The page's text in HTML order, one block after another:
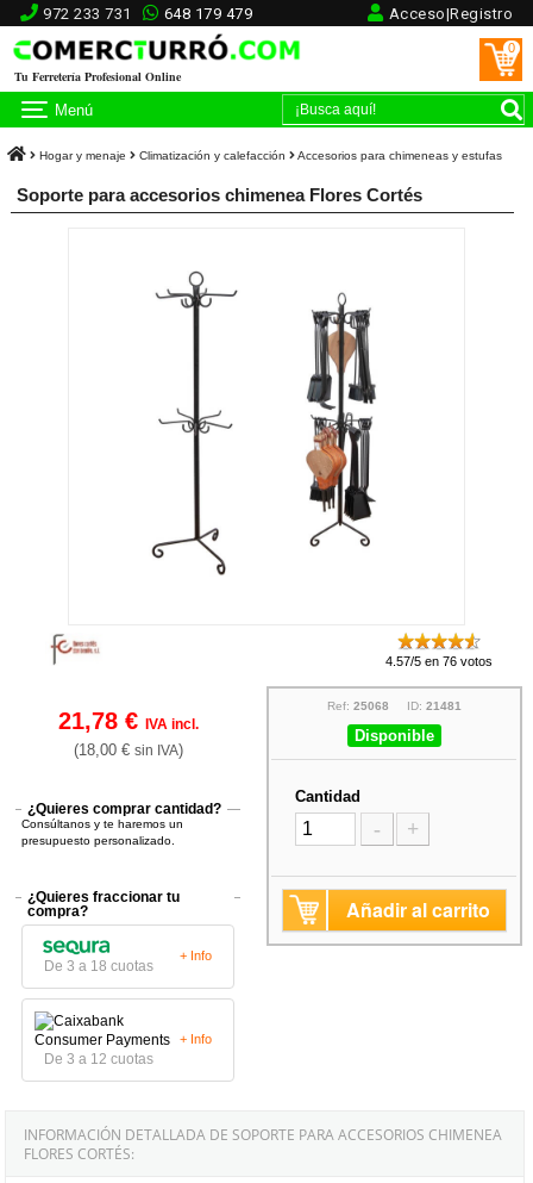
972 233 731 648 179 479 Acceso|Registro
Tu Ferretería Profesional Online
0
Menú
Hogar y menaje Climatización y calefacción Accesorios para chimeneas y estufas
Soporte para accesorios chimenea Flores Cortés
4.57/5 en 76 votos
21,78 € IVA incl.
(18,00 € sin IVA)
¿Quieres comprar cantidad?
Consúltanos y te haremos un
presupuesto personalizado.
¿Quieres fraccionar tu
compra?
De 3 a 18 cuotas
+ Info
De 3 a 12 cuotas
+ Info
Ref: 25068 ID: 21481
Disponible
Cantidad
- +
Añadir al carrito
INFORMACIÓN DETALLADA DE SOPORTE PARA ACCESORIOS CHIMENEA
FLORES CORTÉS: